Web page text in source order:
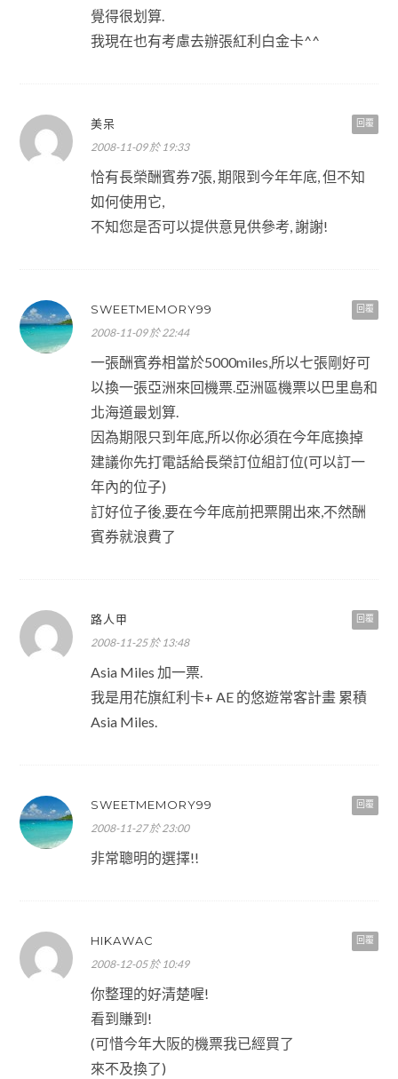
覺得很划算.
我現在也有考慮去辦張紅利白金卡^^
回覆
美呆
2008-11-09 於 19:33
恰有長榮酬賓券7張, 期限到今年年底, 但不知
如何使用它,
不知您是否可以提供意見供參考, 謝謝!
回覆
SWEETMEMORY99
2008-11-09 於 22:44
一張酬賓券相當於5000miles,所以七張剛好可
以換一張亞洲來回機票.亞洲區機票以巴里島和
北海道最划算.
因為期限只到年底,所以你必須在今年底換掉
建議你先打電話給長榮訂位組訂位(可以訂一
年內的位子)
訂好位子後,要在今年底前把票開出來,不然酬
賓券就浪費了
回覆
路人甲
2008-11-25 於 13:48
Asia Miles 加一票.
我是用花旗紅利卡+ AE 的悠遊常客計畫 累積
Asia Miles.
回覆
SWEETMEMORY99
2008-11-27 於 23:00
非常聰明的選擇!!
回覆
HIKAWAC
2008-12-05 於 10:49
你整理的好清楚喔!
看到賺到!
(可惜今年大阪的機票我已經買了
來不及換了)